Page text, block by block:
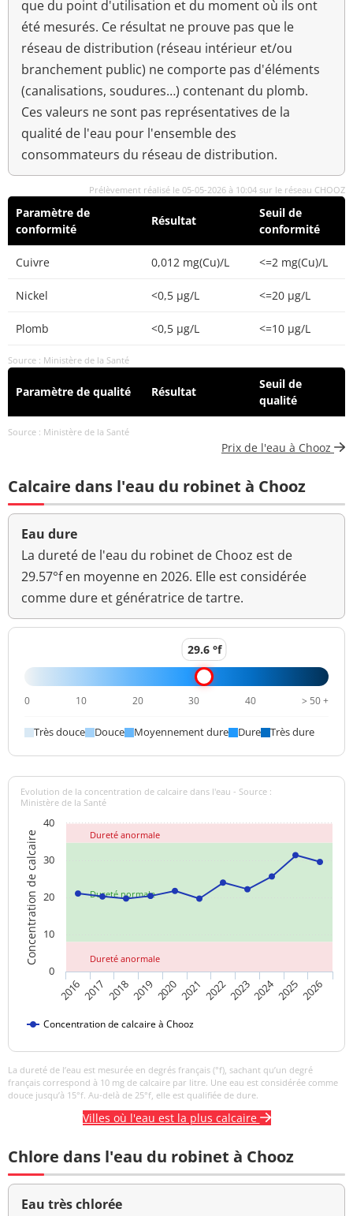
que du point d'utilisation et du moment où ils ont
été mesurés. Ce résultat ne prouve pas que le
réseau de distribution (réseau intérieur et/ou
branchement public) ne comporte pas d'éléments
(canalisations, soudures…) contenant du plomb.
Ces valeurs ne sont pas représentatives de la
qualité de l'eau pour l'ensemble des
consommateurs du réseau de distribution.
Prélèvement réalisé le 05-05-2026 à 10:04 sur le réseau CHOOZ
Paramètre de
conformité
Résultat
Seuil de
conformité
Cuivre 0,012 mg(Cu)/L <=2 mg(Cu)/L
Nickel <0,5 µg/L <=20 µg/L
Plomb <0,5 µg/L <=10 µg/L
Source : Ministère de la Santé
Paramètre de qualité Résultat
Seuil de
qualité
Source : Ministère de la Santé
Prix de l'eau à Chooz
Calcaire dans l'eau du robinet à Chooz
Eau dure
La dureté de l'eau du robinet de Chooz est de
29.57°f en moyenne en 2026. Elle est considérée
comme dure et génératrice de tartre.
29.6 °f
0 10 20 30 40 > 50 +
Très douce Douce Moyennement dure Dure Très dure
Dureté normale
Dureté anormale
Dureté anormale
Concentration de calcaire
Evolution de la concentration de calcaire dans l'eau - Source :
Ministère de la Santé
Concentration de calcaire à Chooz
20162017 2018201920202021 20222023202420252026
0
10
20
30
40
La dureté de l’eau est mesurée en degrés français (°f), sachant qu’un degré
français correspond à 10 mg de calcaire par litre. Une eau est considérée comme
douce jusqu’à 15°f. Au-delà de 25°f, elle est qualifiée de dure.
Villes où l'eau est la plus calcaire
Chlore dans l'eau du robinet à Chooz
Eau très chlorée